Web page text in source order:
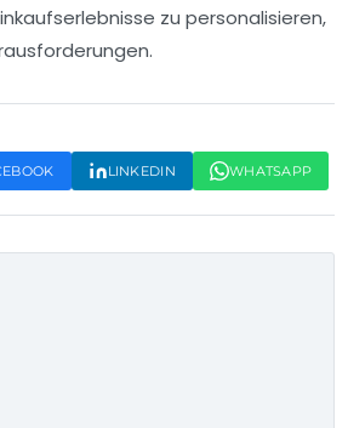
zu personalisieren,
LINKEDIN WHATSAPP